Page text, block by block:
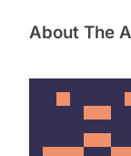
About The